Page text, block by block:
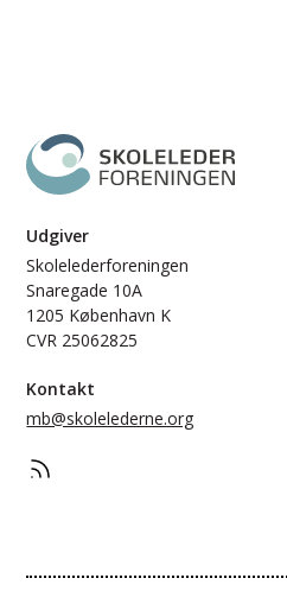
Udgiver
Skolelederforeningen
Snaregade 10A
1205 København K
CVR 25062825
Kontakt
mb@skolelederne.org